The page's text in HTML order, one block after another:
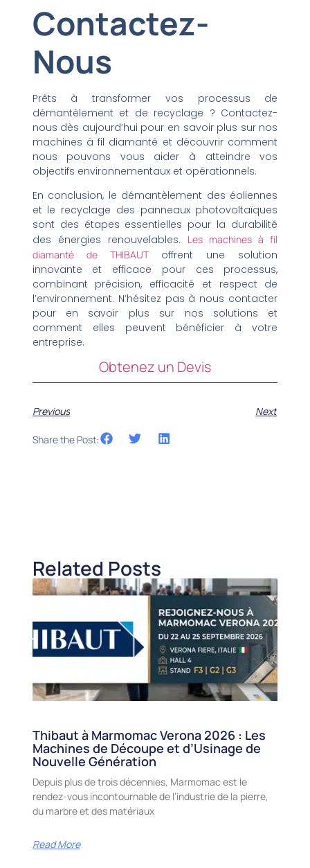
Contactez-
Nous
Prêts à transformer vos processus de
démantèlement et de recyclage ? Contactez-
nous dès aujourd’hui pour en savoir plus sur nos
machines à fil diamanté et découvrir comment
nous pouvons vous aider à atteindre vos
objectifs environnementaux et opérationnels.
En conclusion, le démantèlement des éoliennes
et le recyclage des panneaux photovoltaïques
sont des étapes essentielles pour la durabilité
des énergies renouvelables. Les machines à fil
diamanté de THIBAUT offrent une solution
innovante et efficace pour ces processus,
combinant précision, efficacité et respect de
l’environnement. N’hésitez pas à nous contacter
pour en savoir plus sur nos solutions et
comment elles peuvent bénéficier à votre
entreprise.
Obtenez un Devis
Previous Next
Share the Post:
Related Posts
Thibaut à Marmomac Verona 2026 : Les
Machines de Découpe et d’Usinage de
Nouvelle Génération
Depuis plus de trois décennies, Marmomac est le
rendez-vous incontournable de l’industrie de la pierre,
du marbre et des matériaux
Read More